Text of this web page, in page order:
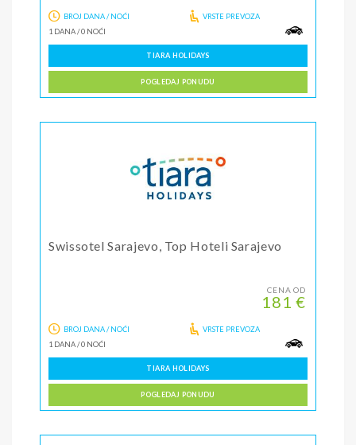
BROJ DANA / NOĆI
1 DANA/0 NOĆI
VRSTE PREVOZA
TIARA HOLIDAYS
POGLEDAJ PONUDU
Swissotel Sarajevo, Top Hoteli Sarajevo
CENA OD
181 €
BROJ DANA / NOĆI
1 DANA/0 NOĆI
VRSTE PREVOZA
TIARA HOLIDAYS
POGLEDAJ PONUDU